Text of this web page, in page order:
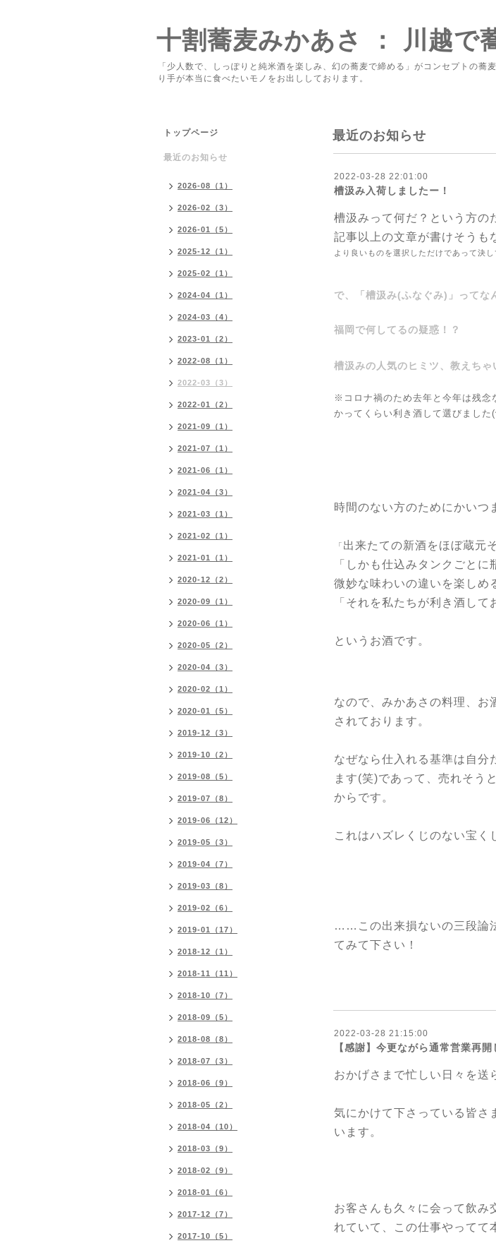
十割蕎麦みかあさ ： 川越で
「少人数で、しっぽりと純米酒を楽しみ、幻の蕎麦で締める」がコンセプトの
り手が本当に食べたいモノをお出ししております。
最近のお知らせ
2022-03-28 22:01:00
槽汲み入荷しましたー！
槽汲みって何だ？という方の
記事以上の文章が書けそうも
より良いものを選択しただけであって決
で、「槽汲み(ふなぐみ)」ってな
福岡で何してるの疑惑！？
槽汲みの人気のヒミツ、教えちゃ
※コロナ禍のため去年と今年は残念
かってくらい利き酒して選びました
時間のない方のためにかいつ
「 出来たての新酒をほぼ蔵元
「しかも仕込みタンクごと
微妙な味わいの違いを楽しめ
「それを私たちが利き酒し
というお酒です。
なので、 みかあさの料理、お
されております。
なぜなら仕入れる基準は自分
ます(笑)であって、売れそう
からです。
これはハズレくじのない宝
……この出来損ないの三段論
てみて下さい！
2022-03-28 21:15:00
【感謝】今更ながら通常営業再開
おかげさまで忙しい日々を送
気にかけて下さっている皆さ
います。
お客さんも久々に会って飲み
れていて、この仕事やってて
トップページ
最近のお知らせ
2026-08（1）
2026-02（3）
2026-01（5）
2025-12（1）
2025-02（1）
2024-04（1）
2024-03（4）
2023-01（2）
2022-08（1）
2022-03（3）
2022-01（2）
2021-09（1）
2021-07（1）
2021-06（1）
2021-04（3）
2021-03（1）
2021-02（1）
2021-01（1）
2020-12（2）
2020-09（1）
2020-06（1）
2020-05（2）
2020-04（3）
2020-02（1）
2020-01（5）
2019-12（3）
2019-10（2）
2019-08（5）
2019-07（8）
2019-06（12）
2019-05（3）
2019-04（7）
2019-03（8）
2019-02（6）
2019-01（17）
2018-12（1）
2018-11（11）
2018-10（7）
2018-09（5）
2018-08（8）
2018-07（3）
2018-06（9）
2018-05（2）
2018-04（10）
2018-03（9）
2018-02（9）
2018-01（6）
2017-12（7）
2017-10（5）